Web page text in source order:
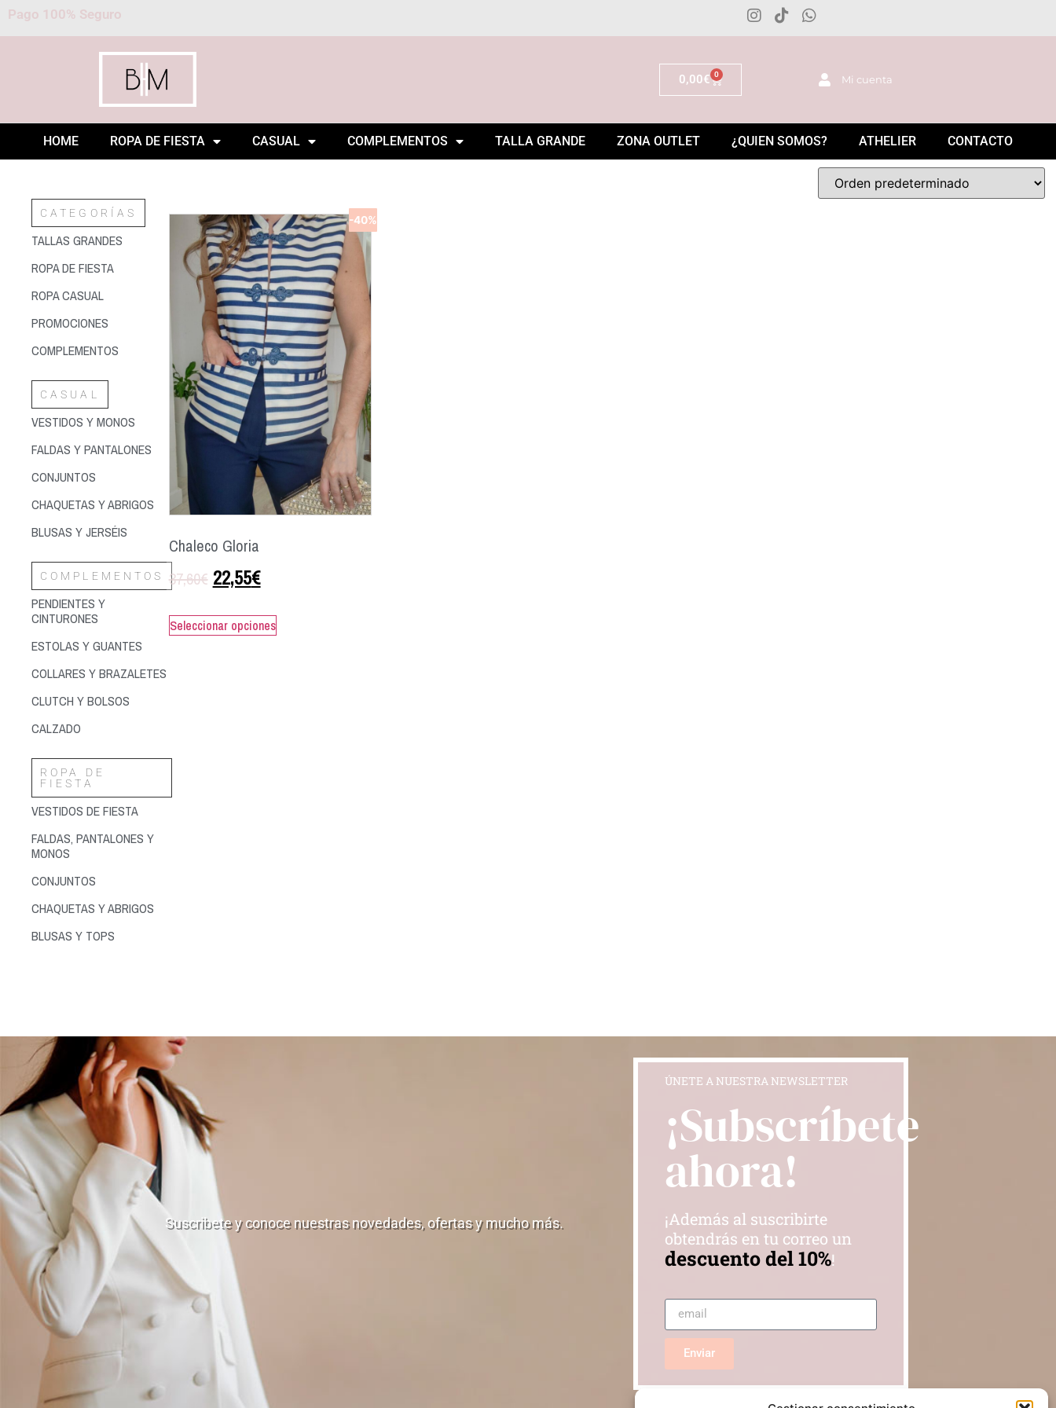
Pago 100% Seguro
0,00€ 0 Mi cuenta
HOME ROPA DE FIESTA CASUAL COMPLEMENTOS TALLA GRANDE ZONA OUTLET ¿QUIEN SOMOS? ATHELIER CONTACTO
CATEGORÍAS
TALLAS GRANDES
ROPA DE FIESTA
ROPA CASUAL
PROMOCIONES
COMPLEMENTOS
CASUAL
VESTIDOS Y MONOS
FALDAS Y PANTALONES
CONJUNTOS
CHAQUETAS Y ABRIGOS
BLUSAS Y JERSÉIS
COMPLEMENTOS
PENDIENTES Y
CINTURONES
ESTOLAS Y GUANTES
COLLARES Y BRAZALETES
CLUTCH Y BOLSOS
CALZADO
ROPA DE
FIESTA
VESTIDOS DE FIESTA
FALDAS, PANTALONES Y
MONOS
CONJUNTOS
CHAQUETAS Y ABRIGOS
BLUSAS Y TOPS
-40%
Chaleco Gloria
37,60€ 22,55€
Seleccionar opciones
Suscribete y conoce nuestras novedades, ofertas y mucho más.
ÚNETE A NUESTRA NEWSLETTER
¡Subscríbete
ahora!
¡Además al suscribirte
obtendrás en tu correo un
descuento del 10%!
Enviar